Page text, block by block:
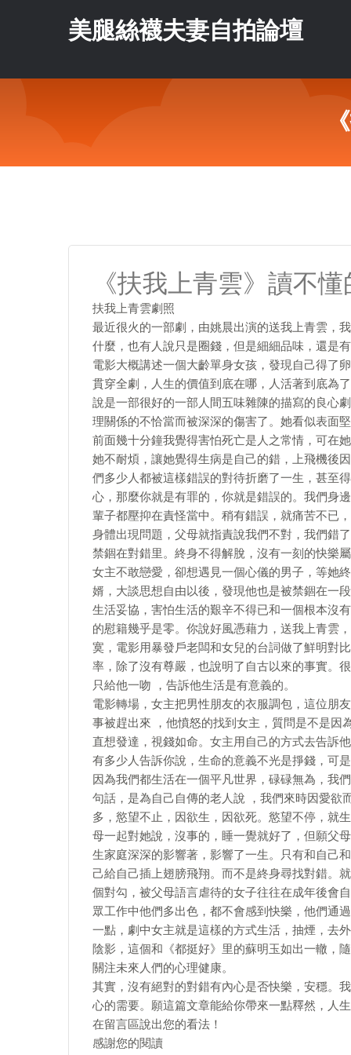
美腿絲襪夫妻自拍論壇
《扶我上青雲》讀不
扶我上青雲劇照
最近很火的一部劇，由姚晨出演的送我上青雲，
什麼，也有人說只是圈錢，但是細細品味，還是
電影大概講述一個大齡單身女孩，發現自己得了
貫穿全劇，人生的價值到底在哪，人活著到底為
說是一部很好的一部人間五味雜陳的描寫的良心
理關係的不恰當而被深深的傷害了。她看似表面
前面幾十分鐘我覺得害怕死亡是人之常情，可在
她不耐煩，讓她覺得生病是自己的錯，上飛機後
們多少人都被這樣錯誤的對待折磨了一生，甚至
心，那麼你就是有罪的，你就是錯誤的。我們身
輩子都壓抑在責怪當中。稍有錯誤，就痛苦不已
身體出現問題，父母就指責說我們不對，我們錯
禁錮在對錯里。終身不得解脫，沒有一刻的快樂
女主不敢戀愛，卻想遇見一個心儀的男子，等她
婿，大談思想自由以後，發現他也是被禁錮在一
生活妥協，害怕生活的艱辛不得已和一個根本沒
的慰籍幾乎是零。你說好風憑藉力，送我上青雲
寞，電影用暴發戶老闆和女兒的台詞做了鮮明對
率，除了沒有尊嚴，也說明了自古以來的事實。
只給他一吻 ，告訴他生活是有意義的。
電影轉場，女主把男性朋友的衣服調包，這位朋
事被趕出來 ，他憤怒的找到女主，質問是不是因
直想發達，視錢如命。女主用自己的方式去告訴
有多少人告訴你說，生命的意義不光是掙錢，可
因為我們都生活在一個平凡世界，碌碌無為，我
句話，是為自己自傳的老人說 ，我們來時因愛欲
多，慾望不止，因欲生，因欲死。慾望不停，就
母一起對她說，沒事的，睡一覺就好了，但願父
生家庭深深的影響著，影響了一生。只有和自己
己給自己插上翅膀飛翔。而不是終身尋找對錯。
個對勾，被父母語言虐待的女子往往在成年後會
眾工作中他們多出色，都不會感到快樂，他們通
一點，劇中女主就是這樣的方式生活，抽煙，去
陰影，這個和《都挺好》里的蘇明玉如出一轍，
關注未來人們的心理健康。
其實，沒有絕對的對錯有內心是否快樂，安穩。
心的需要。願這篇文章能給你帶來一點釋然，人
在留言區說出您的看法！
感謝您的閱讀